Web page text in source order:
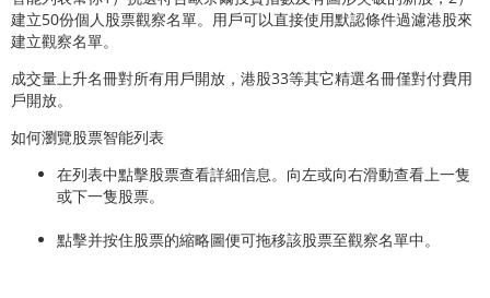
建立50份個人股票觀察名單。用戶可以直接使用默認條件過濾港股來
建立觀察名單。
成交量上升名冊對所有用戶開放，港股33等其它精選名冊僅對付費用
戶開放。
如何瀏覽股票智能列表
在列表中點擊股票查看詳細信息。向左或向右滑動查看上一隻
或下一隻股票。
點擊并按住股票的縮略圖便可拖移該股票至觀察名單中。